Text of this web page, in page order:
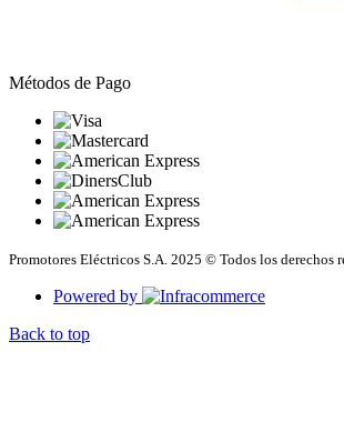
Métodos de Pago
Promotores Eléctricos S.A. 2025 © Todos los derechos
Powered by
Back to top